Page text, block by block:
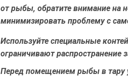
от рыбы, обратите внимание на
минимизировать проблему с
Используйте специальные
ограничивают распространение
Перед помещением рыбы в тару